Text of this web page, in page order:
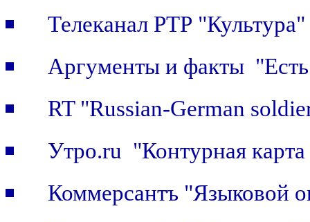
Телеканал РТР
Аргументы и факты
RT "Russian-German
Утро.ru "Контурная
Коммерсантъ "Языковой